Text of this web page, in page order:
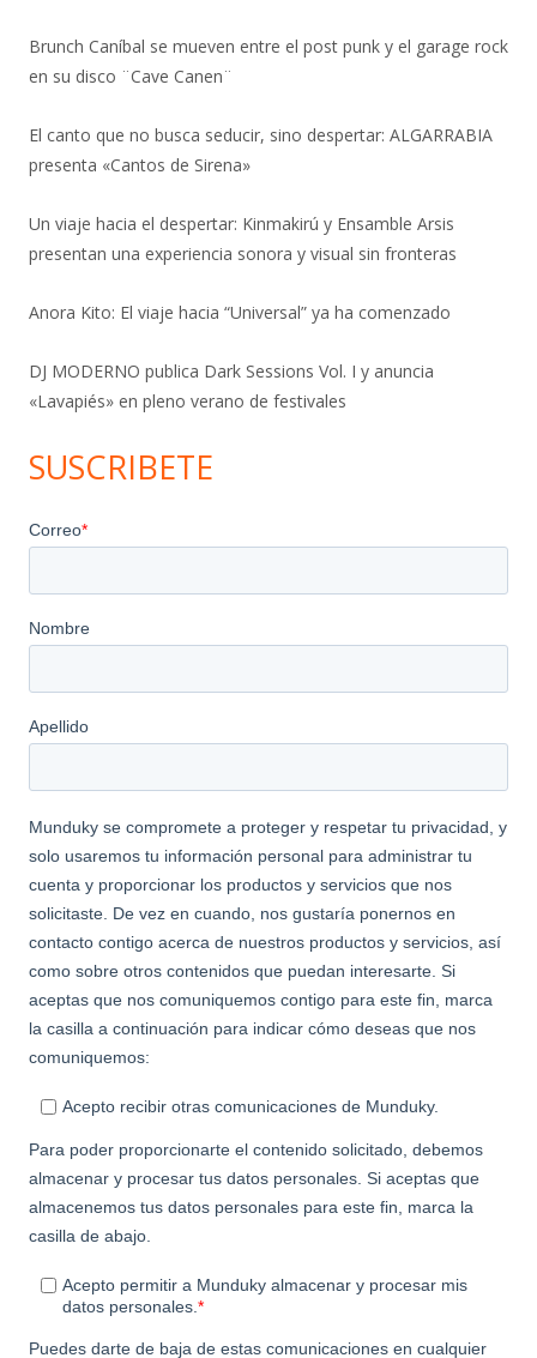
Brunch Caníbal se mueven entre el post punk y el garage rock
en su disco ¨Cave Canen¨
El canto que no busca seducir, sino despertar: ALGARRABIA
presenta «Cantos de Sirena»
Un viaje hacia el despertar: Kinmakirú y Ensamble Arsis
presentan una experiencia sonora y visual sin fronteras
Anora Kito: El viaje hacia “Universal” ya ha comenzado
DJ MODERNO publica Dark Sessions Vol. I y anuncia
«Lavapiés» en pleno verano de festivales
SUSCRIBETE